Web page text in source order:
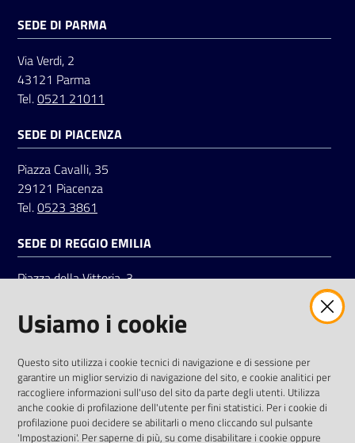
Registrati
Seguici
su
SEDE DI PARMA
Via Verdi, 2
43121 Parma
Tel.0521 21011
SEDE DI PIACENZA
Piazza Cavalli, 35
29121 Piacenza
Tel.0523 3861
SEDE DI REGGIO EMILIA
Piazza della Vittoria, 3
Tel.0522 7961
LinkedinFacebookInstagram
Usiamo i cookie
Questo sito utilizza i cookie tecnici di navigazione e di sessione per
garantire un miglior servizio di navigazione del sito, e cookie analitici per
raccogliere informazioni sull'uso del sito da parte degli utenti. Utilizza
anche cookie di profilazione dell'utente per fini statistici. Per i cookie di
profilazione puoi decidere se abilitarli o meno cliccando sul pulsante
'Impostazioni'. Per saperne di più, su come disabilitare i cookie oppure